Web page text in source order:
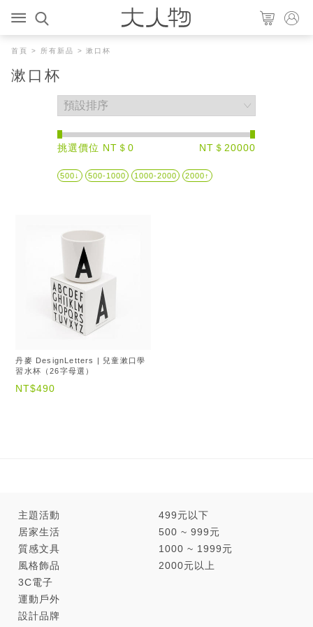
首頁 > 所有新品 > 漱口杯
漱口杯
挑選價位 NT＄0 NT＄20000
500↓ 500-1000 1000-2000 2000↑
丹麥 DesignLetters | 兒童漱口學
習水杯（26字母選）
NT$490
主題活動
居家生活
質感文具
風格飾品
3C電子
運動戶外
設計品牌
499元以下
500 ~ 999元
1000 ~ 1999元
2000元以上